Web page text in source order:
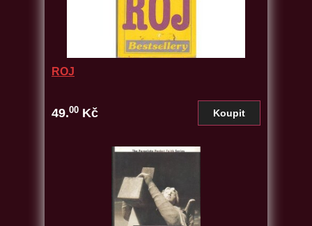
ROJ
49.00 Kč